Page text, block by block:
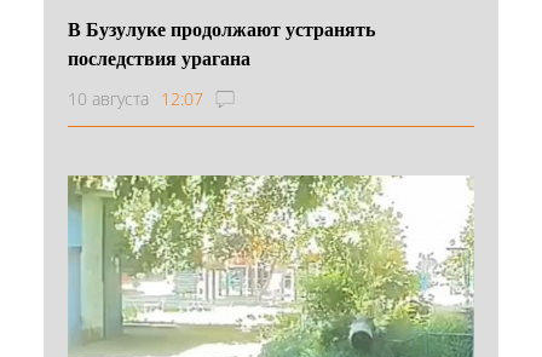
В Бузулуке продолжают устранять
последствия урагана
10 августа 12:07